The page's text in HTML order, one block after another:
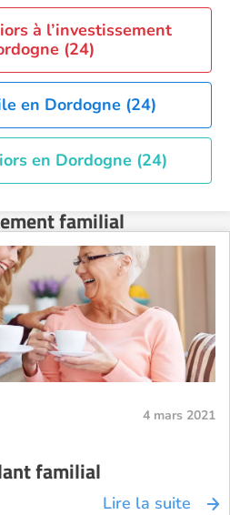
à l’investissement
(24)
en Dordogne (24)
en Dordogne (24)
familial
4 mars 2021
familial
Lire la suite